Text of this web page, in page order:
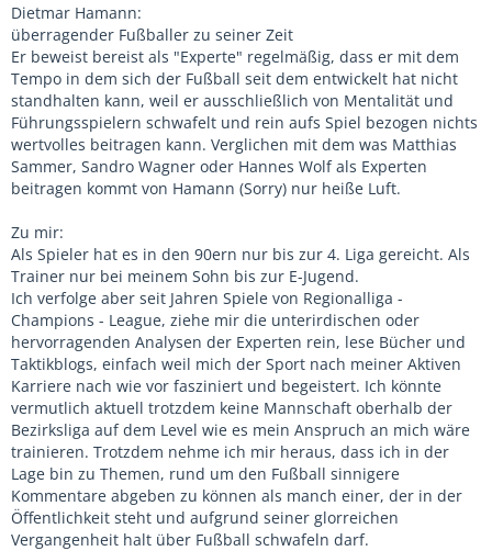
Dietmar Hamann:
überragender Fußballer zu seiner Zeit
Er beweist bereist als "Experte" regelmäßig, dass er mit dem
Tempo in dem sich der Fußball seit dem entwickelt hat nicht
standhalten kann, weil er ausschließlich von Mentalität und
Führungsspielern schwafelt und rein aufs Spiel bezogen nichts
wertvolles beitragen kann. Verglichen mit dem was Matthias
Sammer, Sandro Wagner oder Hannes Wolf als Experten
beitragen kommt von Hamann (Sorry) nur heiße Luft.
Zu mir:
Als Spieler hat es in den 90ern nur bis zur 4. Liga gereicht. Als
Trainer nur bei meinem Sohn bis zur E-Jugend.
Ich verfolge aber seit Jahren Spiele von Regionalliga -
Champions - League, ziehe mir die unterirdischen oder
hervorragenden Analysen der Experten rein, lese Bücher und
Taktikblogs, einfach weil mich der Sport nach meiner Aktiven
Karriere nach wie vor fasziniert und begeistert. Ich könnte
vermutlich aktuell trotzdem keine Mannschaft oberhalb der
Bezirksliga auf dem Level wie es mein Anspruch an mich wäre
trainieren. Trotzdem nehme ich mir heraus, dass ich in der
Lage bin zu Themen, rund um den Fußball sinnigere
Kommentare abgeben zu können als manch einer, der in der
Öffentlichkeit steht und aufgrund seiner glorreichen
Vergangenheit halt über Fußball schwafeln darf.